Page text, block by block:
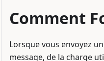
Comment
Lorsque vous envoyez
message, de la charge